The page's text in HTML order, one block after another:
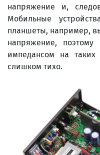
напряжение и,
Мобильные
планшеты, например,
напряжение,
импедансом на таких
слишком тихо.